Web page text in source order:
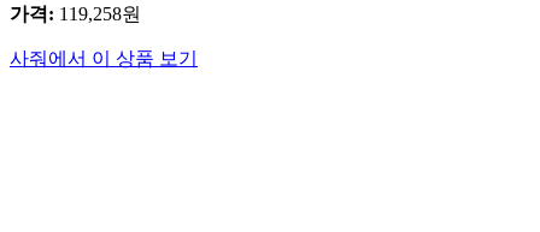
가격: 119,258원
사줘에서 이 상품 보기